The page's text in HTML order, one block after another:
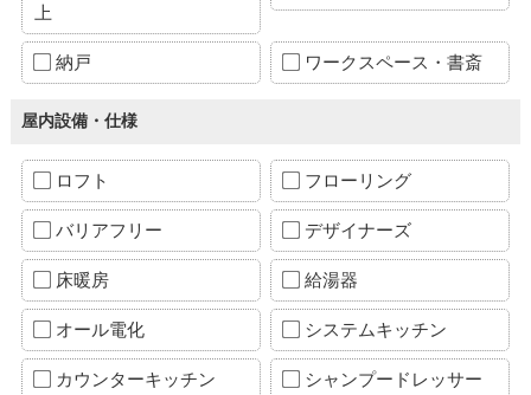
上
納戸 ワークスペース・書斎
屋内設備・仕様
ロフト フローリング
バリアフリー デザイナーズ
床暖房 給湯器
オール電化 システムキッチン
カウンターキッチン シャンプードレッサー